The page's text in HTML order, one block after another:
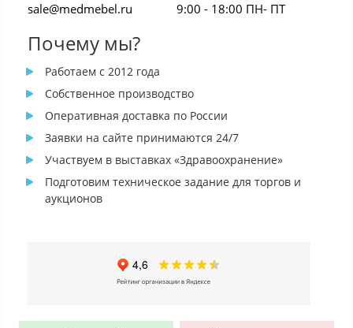
sale@medmebel.ru 9:00 - 18:00 ПН- ПТ
Почему мы?
Работаем с 2012 года
Собственное производство
Оперативная доставка по России
Заявки на сайте принимаются 24/7
Участвуем в выставках «Здравоохранение»
Подготовим техническое задание для торгов и
аукционов